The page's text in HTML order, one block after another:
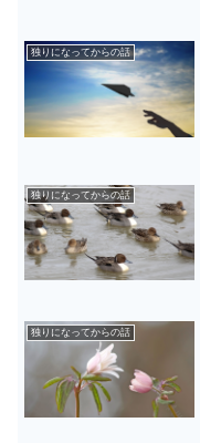
独りになってからの話
独りになってからの話
独りになってからの話